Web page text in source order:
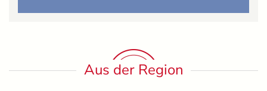
Aus der Region